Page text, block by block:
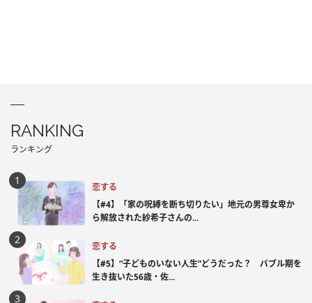
RANKING
ランキング
恋する
【#4】「家の呪縛を断ち切りたい」地元の男尊女卑か
ら解放された紗希子さんの...
恋する
【#5】“子どものいない人生”どうだった？ バブル期を
生き抜いた56歳・佐...